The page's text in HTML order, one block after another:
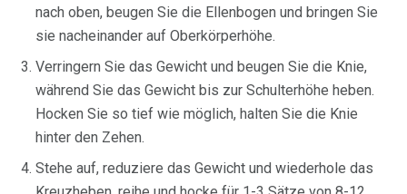
nach oben, beugen Sie die Ellenbogen und bringen Sie
sie nacheinander auf Oberkörperhöhe.
Verringern Sie das Gewicht und beugen Sie die Knie,
während Sie das Gewicht bis zur Schulterhöhe heben.
Hocken Sie so tief wie möglich, halten Sie die Knie
hinter den Zehen.
Stehe auf, reduziere das Gewicht und wiederhole das